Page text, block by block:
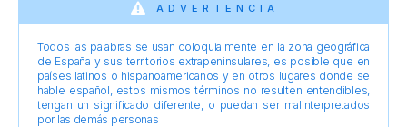
ADVERTENCIA
Todos las palabras se usan coloquialmente en la zona geográfica
de España y sus territorios extrapeninsulares, es posible que en
países latinos o hispanoamericanos y en otros lugares donde se
hable español, estos mismos términos no resulten entendibles,
tengan un significado diferente, o puedan ser malinterpretados
por las demás personas